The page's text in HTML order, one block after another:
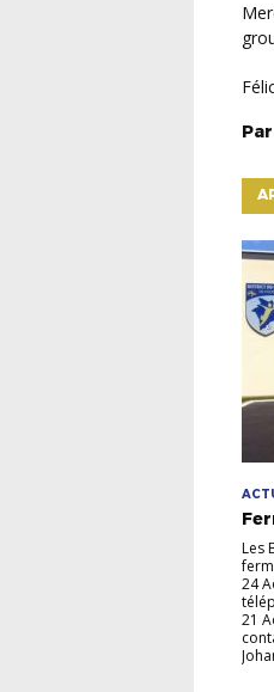
Par
Les
24
21